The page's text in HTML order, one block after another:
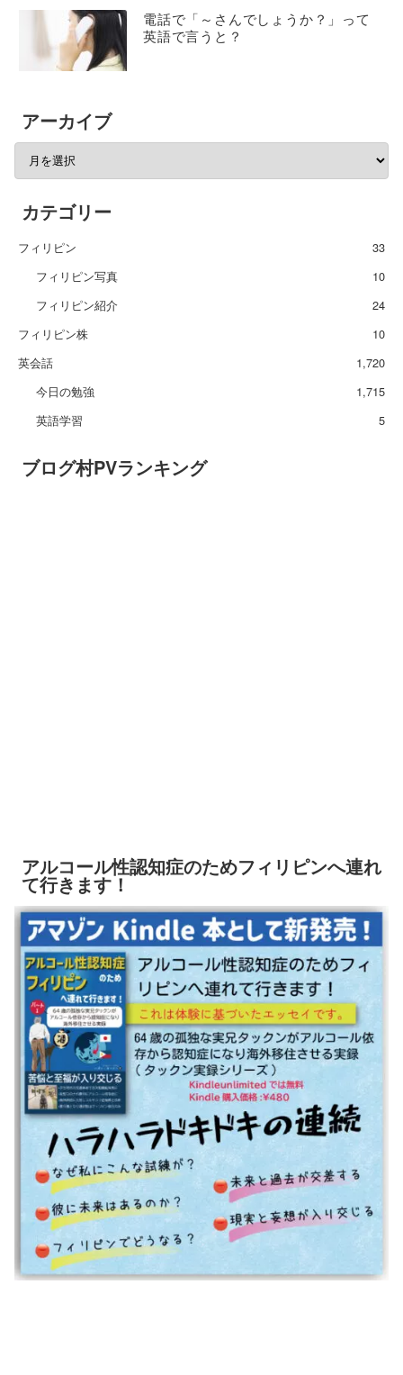
電話で「～さんでしょうか？」って
英語で言うと？
アーカイブ
カテゴリー
フィリピン
33
フィリピン写真
10
フィリピン紹介
24
フィリピン株
10
英会話
1,720
今日の勉強
1,715
英語学習
5
ブログ村PVランキング
アルコール性認知症のためフィリピンへ連れ
て行きます！